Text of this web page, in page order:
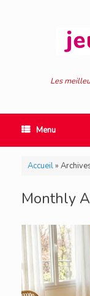
Les
Menu
Accueil»
Monthly